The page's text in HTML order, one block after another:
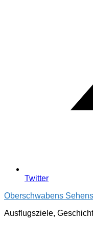
Twitter
Oberschwabens
Ausflugsziele,